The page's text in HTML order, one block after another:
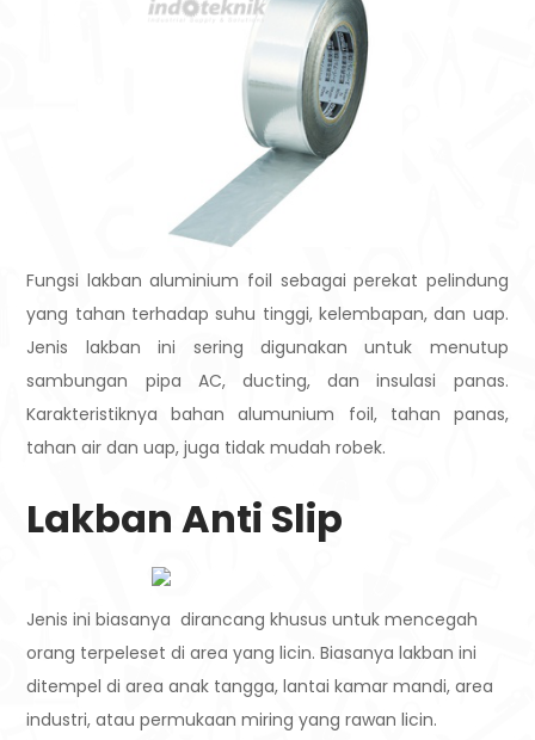
Fungsi lakban aluminium foil sebagai perekat pelindung
yang tahan terhadap suhu tinggi, kelembapan, dan uap.
Jenis lakban ini sering digunakan untuk menutup
sambungan pipa AC, ducting, dan insulasi panas.
Karakteristiknya bahan alumunium foil, tahan panas,
tahan air dan uap, juga tidak mudah robek.
Lakban Anti Slip
Jenis ini biasanya dirancang khusus untuk mencegah
orang terpeleset di area yang licin. Biasanya lakban ini
ditempel di area anak tangga, lantai kamar mandi, area
industri, atau permukaan miring yang rawan licin.